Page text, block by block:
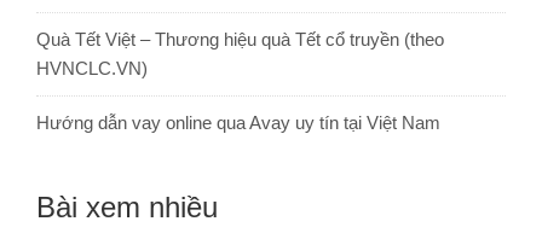
Quà Tết Việt – Thương hiệu quà Tết cổ truyền (theo
HVNCLC.VN)
Hướng dẫn vay online qua Avay uy tín tại Việt Nam
Bài xem nhiều